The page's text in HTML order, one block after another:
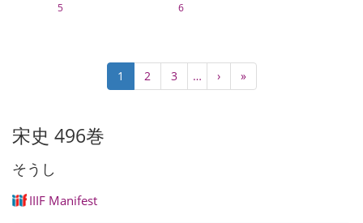
5 6
Current
page
1 Page
2 Page
3 …
Next
page
›
Last
page
»
宋史 496巻
そうし
IIIF Manifest